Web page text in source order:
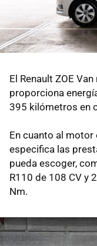
El Renault ZOE
proporciona
395 kilómetros en
En cuanto al motor
especifica las
pueda escoger,
R110 de 108 CV y
Nm.